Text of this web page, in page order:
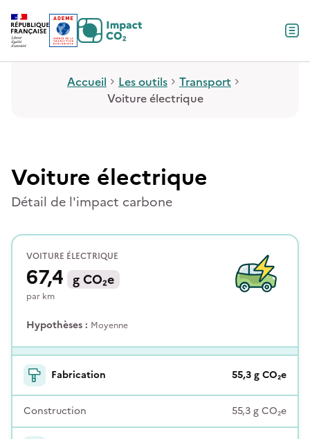
Contenu
Menu
Pied de page
Accueil Les outils
Transport
Voiture électrique
Voiture électrique
Détail de l'impact carbone
VOITURE ÉLECTRIQUE
67,4 gCO₂e
par km
Hypothèses : Moyenne
Fabrication 55,3gCO₂e
Construction 55,3gCO₂e